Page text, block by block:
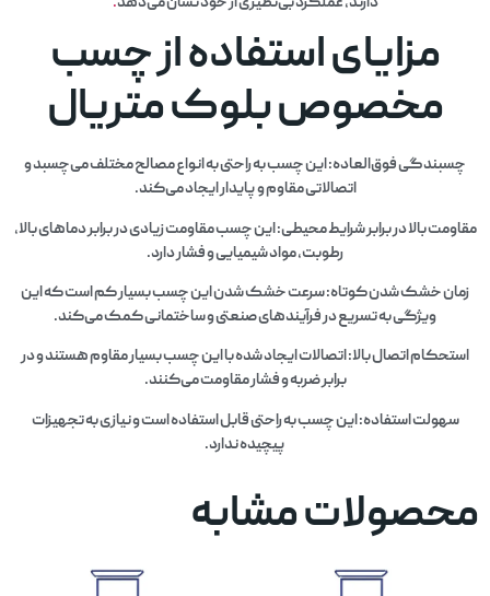
مزایای استفاده از چسب
مخصوص بلوک متریال
چسبندگی فوق‌العاده: این چسب به راحتی به انواع مصالح مختلف می‌چسبد و
اتصالاتی مقاوم و پایدار ایجاد می‌کند.
مقاومت بالا در برابر شرایط محیطی: این چسب مقاومت زیادی در برابر دماهای بالا،
رطوبت، مواد شیمیایی و فشار دارد.
زمان خشک شدن کوتاه: سرعت خشک شدن این چسب بسیار کم است که این
ویژگی به تسریع در فرآیندهای صنعتی و ساختمانی کمک می‌کند.
استحکام اتصال بالا: اتصالات ایجاد شده با این چسب بسیار مقاوم هستند و در
برابر ضربه و فشار مقاومت می‌کنند.
سهولت استفاده: این چسب به راحتی قابل استفاده است و نیازی به تجهیزات
پیچیده ندارد.
محصولات مشابه